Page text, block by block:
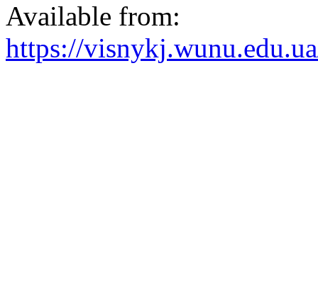
Available from:
https://